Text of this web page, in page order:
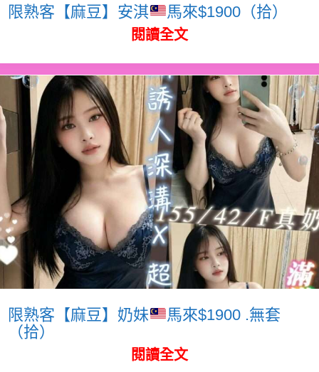
限熟客【麻豆】安淇 馬來$1900（拾）
閱讀全文
限熟客【麻豆】奶妹
馬來$1900 .無套
（拾）
閱讀全文